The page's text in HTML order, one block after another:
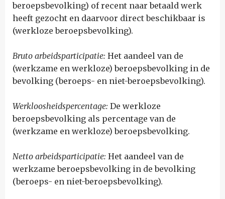
beroepsbevolking) of recent naar betaald werk
heeft gezocht en daarvoor direct beschikbaar is
(werkloze beroepsbevolking).
Bruto arbeidsparticipatie: Het aandeel van de
(werkzame en werkloze) beroepsbevolking in de
bevolking (beroeps- en niet-beroepsbevolking).
Werkloosheidspercentage: De werkloze
beroepsbevolking als percentage van de
(werkzame en werkloze) beroepsbevolking.
Netto arbeidsparticipatie: Het aandeel van de
werkzame beroepsbevolking in de bevolking
(beroeps- en niet-beroepsbevolking).